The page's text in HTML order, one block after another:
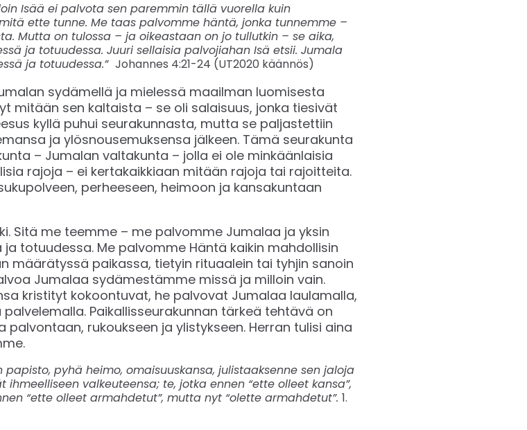
Isää ei palvota sen paremmin tällä vuorella kuin
ette tunne. Me taas palvomme häntä, jonka tunnemme –
Mutta on tulossa – ja oikeastaan on jo tullutkin – se aika,
ja totuudessa. Juuri sellaisia palvojiahan Isä etsii. Jumala
ja totuudessa.” Johannes 4:21-24 (UT2020 käännös)
sydämellä ja mielessä maailman luomisesta
mitään sen kaltaista – se oli salaisuus, jonka tiesivät
kyllä puhui seurakunnasta, mutta se paljastettiin
ja ylösnousemuksensa jälkeen. Tämä seurakunta
– Jumalan valtakunta – jolla ei ole minkäänlaisia
rajoja – ei kertakaikkiaan mitään rajoja tai rajoitteita.
perheeseen, heimoon ja kansakuntaan
Sitä me teemme – me palvomme Jumalaa ja yksin
totuudessa. Me palvomme Häntä kaikin mahdollisin
määrätyssä paikassa, tietyin rituaalein tai tyhjin sanoin
Jumalaa sydämestämme missä ja milloin vain.
kristityt kokoontuvat, he palvovat Jumalaa laulamalla,
Paikallisseurakunnan tärkeä tehtävä on
rukoukseen ja ylistykseen. Herran tulisi aina
pyhä heimo, omaisuuskansa, julistaaksenne sen jaloja
valkeuteensa; te, jotka ennen “ette olleet kansa”,
“ette olleet armahdetut”, mutta nyt “olette armahdetut”. 1.